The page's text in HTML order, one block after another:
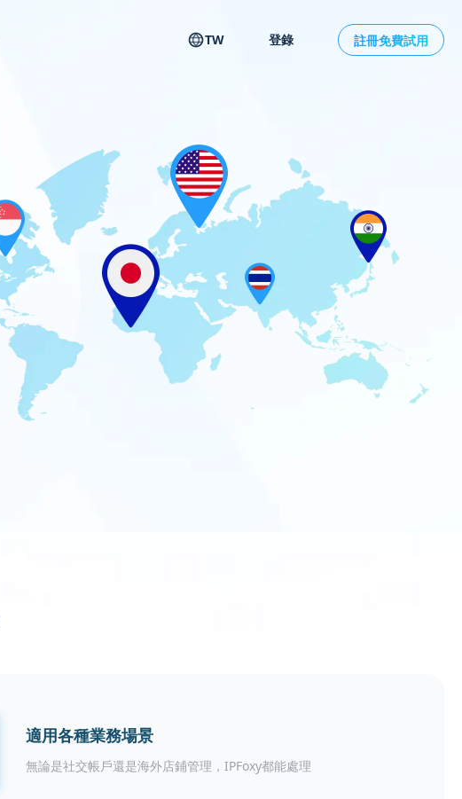
TW 登錄 註冊免費試用
適用各種業務場景
無論是社交帳戶還是海外店鋪管理，IPFoxy都能處理